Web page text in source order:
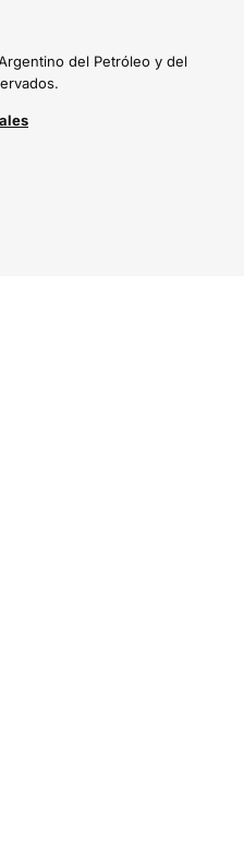
del Petróleo y del